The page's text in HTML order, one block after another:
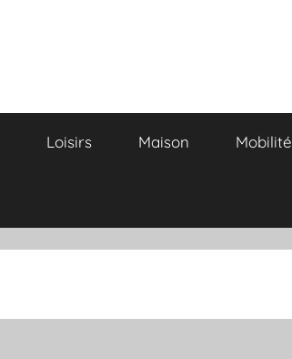
Loisirs Maison Mobilité